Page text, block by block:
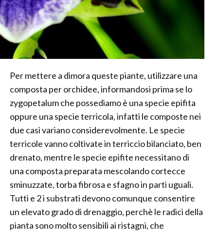
Per mettere a dimora queste piante, utilizzare una
composta per orchidee, informandosi prima se lo
zygopetalum che possediamo è una specie epifita
oppure una specie terricola, infatti le composte nei
due casi variano considerevolmente. Le specie
terricole vanno coltivate in terriccio bilanciato, ben
drenato, mentre le specie epifite necessitano di
una composta preparata mescolando cortecce
sminuzzate, torba fibrosa e sfagno in parti uguali.
Tutti e 2 i substrati devono comunque consentire
un elevato grado di drenaggio, perchè le radici della
pianta sono molto sensibili ai ristagni, che